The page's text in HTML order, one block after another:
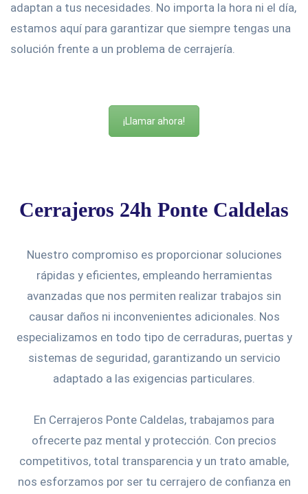
adaptan a tus necesidades. No importa la hora ni el día,
estamos aquí para garantizar que siempre tengas una
solución frente a un problema de cerrajería.
¡Llamar ahora!
Cerrajeros 24h Ponte Caldelas
Nuestro compromiso es proporcionar soluciones
rápidas y eficientes, empleando herramientas
avanzadas que nos permiten realizar trabajos sin
causar daños ni inconvenientes adicionales. Nos
especializamos en todo tipo de cerraduras, puertas y
sistemas de seguridad, garantizando un servicio
adaptado a las exigencias particulares.
En Cerrajeros Ponte Caldelas, trabajamos para
ofrecerte paz mental y protección. Con precios
competitivos, total transparencia y un trato amable,
nos esforzamos por ser tu cerrajero de confianza en